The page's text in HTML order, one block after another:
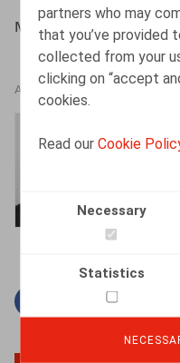
partners who may
that you’ve provided
collected from your
clicking on “accept
cookies.
Read ourCookie
Necessary
Statistics
MATHYS, E.,
AUTHORS
Facebook
TwitterLinkedin